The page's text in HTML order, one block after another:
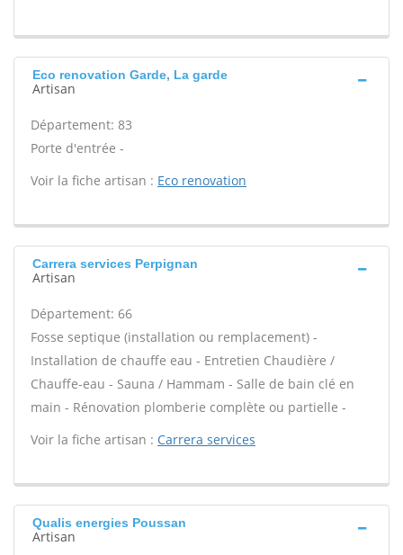
Eco renovation Garde, La garde
Artisan
Département: 83
Porte d'entrée -
Voir la fiche artisan : Eco renovation
Carrera services Perpignan
Artisan
Département: 66
Fosse septique (installation ou remplacement) -
Installation de chauffe eau - Entretien Chaudière /
Chauffe-eau - Sauna / Hammam - Salle de bain clé en
main - Rénovation plomberie complète ou partielle -
Voir la fiche artisan : Carrera services
Qualis energies Poussan
Artisan